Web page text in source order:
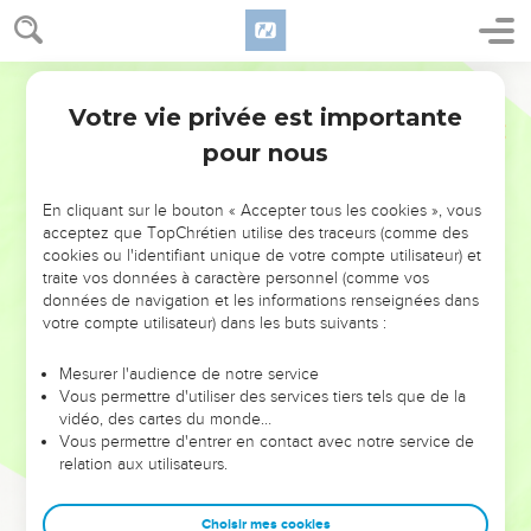
NE MANQUEZ PAS L’ÉVÉNEMENT
DE L’ANNÉE !
ET SI LEURS ERREURS POUVAIENT VOUS ÉVITER LES
VOTRES ?
leur foi ou leur vision. Mais on voit moins les doutes, les erreurs
et les saisons difficiles qu'ils ont traversés, alors même que ce
sont elles qui les ont façonnés.
Dans cette conférence, leaders, entrepreneurs, et responsables
clés pour avancer avec plus de sagesse afin que leurs erreurs
Votre vie privée est importante
pour nous
En cliquant sur le bouton « Accepter tous les cookies », vous
acceptez que TopChrétien utilise des traceurs (comme des
cookies ou l'identifiant unique de votre compte utilisateur) et
traite vos données à caractère personnel (comme vos
données de navigation et les informations renseignées dans
votre compte utilisateur) dans les buts suivants :
Mesurer l'audience de notre service
Vous permettre d'utiliser des services tiers tels que de la
vidéo, des cartes du monde…
Vous permettre d'entrer en contact avec notre service de
relation aux utilisateurs.
Choisir mes cookies